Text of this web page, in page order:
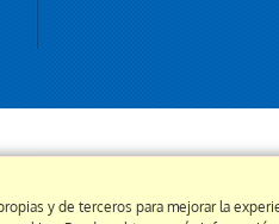
y de terceros para mejorar la